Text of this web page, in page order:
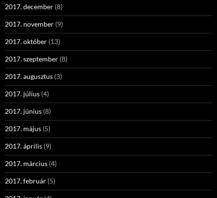
2017. december (8)
2017. november (9)
2017. október (13)
2017. szeptember (8)
2017. augusztus (3)
2017. július (4)
2017. június (8)
2017. május (5)
2017. április (9)
2017. március (4)
2017. február (5)